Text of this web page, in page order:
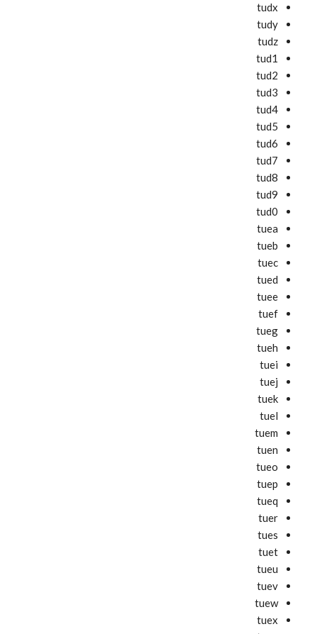
tudx
tudy
tudz
tud1
tud2
tud3
tud4
tud5
tud6
tud7
tud8
tud9
tud0
tuea
tueb
tuec
tued
tuee
tuef
tueg
tueh
tuei
tuej
tuek
tuel
tuem
tuen
tueo
tuep
tueq
tuer
tues
tuet
tueu
tuev
tuew
tuex